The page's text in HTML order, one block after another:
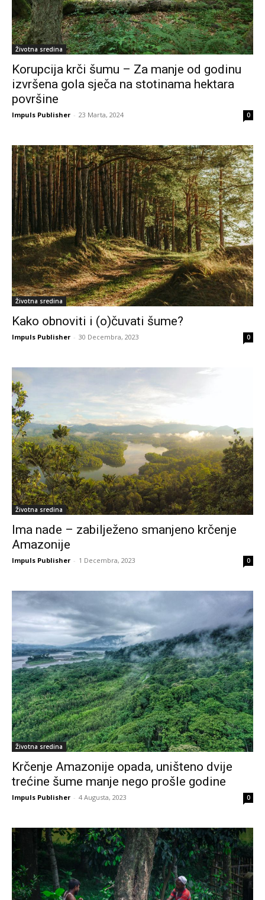
Životna sredina
Korupcija krči šumu – Za manje od godinu
izvršena gola sječa na stotinama hektara
površine
Impuls Publisher - 23 Marta, 2024 0
Životna sredina
Kako obnoviti i (o)čuvati šume?
Impuls Publisher - 30 Decembra, 2023 0
Životna sredina
Ima nade – zabilježeno smanjeno krčenje
Amazonije
Impuls Publisher - 1 Decembra, 2023 0
Životna sredina
Krčenje Amazonije opada, uništeno dvije
trećine šume manje nego prošle godine
Impuls Publisher - 4 Augusta, 2023 0